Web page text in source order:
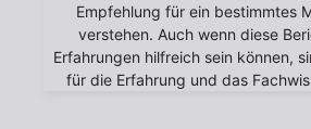
Empfehlung für ein bestimmtes
verstehen. Auch wenn diese
Erfahrungen hilfreich sein können,
für die Erfahrung und das